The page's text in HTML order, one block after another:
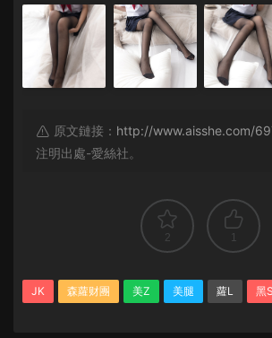
原文鏈接： http://www.aisshe.com/
注明出處-愛絲社。
2 1
JK 森蘿财團 美Z 美腿 蘿L 黑S